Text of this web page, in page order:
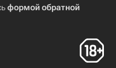
формой обратной